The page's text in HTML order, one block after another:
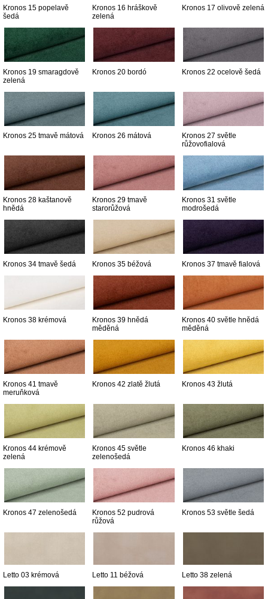
Kronos 15 popelavě
šedá
Kronos 16 hráškově
zelená
Kronos 17 olivově zelená
Kronos 19 smaragdově
zelená
Kronos 20 bordó Kronos 22 ocelově šedá
Kronos 25 tmavě mátová Kronos 26 mátová
Kronos 27 světle
růžovofialová
Kronos 28 kaštanově
hnědá
Kronos 29 tmavě
starorůžová
Kronos 31 světle
modrošedá
Kronos 34 tmavě šedá Kronos 35 béžová Kronos 37 tmavě fialová
Kronos 38 krémová
Kronos 39 hnědá
měděná
Kronos 40 světle hnědá
měděná
Kronos 41 tmavě
meruňková
Kronos 42 zlatě žlutá Kronos 43 žlutá
Kronos 44 krémově
zelená
Kronos 45 světle
zelenošedá
Kronos 46 khaki
Kronos 47 zelenošedá
Kronos 52 pudrová
růžová
Kronos 53 světle šedá
Letto 03 krémová Letto 11 béžová Letto 38 zelená